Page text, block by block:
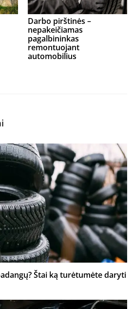
Darbo pirštinės –
nepakeičiamas
pagalbininkas
remontuojant
automobilius
Štai ką turėtumėte daryti